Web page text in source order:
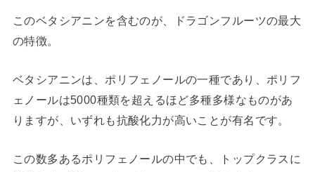
このベタシアニンを含むのが、ドラゴンフルーツの最大
の特徴。
ベタシアニンは、ポリフェノールの一種であり、ポリフ
ェノールは5000種類を超えるほど多種多様なものがあ
りますが、いずれも抗酸化力が高いことが有名です。
この数多あるポリフェノールの中でも、トップクラスに